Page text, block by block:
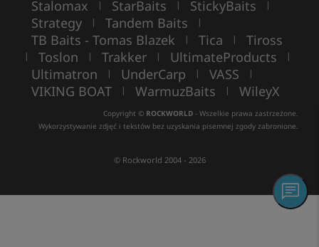
Stalomax | StarBaits | StickyBaits |
Strategy | Tandem Baits |
TB Baits - Tomas Blazek | Tica | Tiross
| Toslon | Trakker | UltimateProducts |
Ultimatron | UnderCarp | VASS |
VIKING BOAT | WarmuzBaits | WileyX
Copyright © ROCKWORLD - Wszelkie prawa zastrzeżone.
Wykorzystywanie zdjęć i tekstów bez uzyskania pisemnej zgody zabronione.
© Rockworld 2004 - 2026